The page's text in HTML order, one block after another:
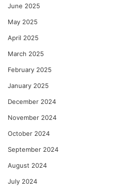
June 2025
May 2025
April 2025
March 2025
February 2025
January 2025
December 2024
November 2024
October 2024
September 2024
August 2024
July 2024